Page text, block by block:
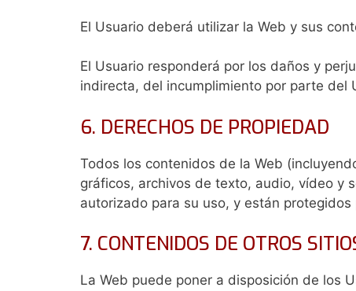
El Usuario deberá utilizar la Web y sus
El Usuario responderá por los daños y
indirecta, del incumplimiento por parte del
6. DERECHOS DE PROPIEDAD
Todos los contenidos de la Web
gráficos, archivos de texto, audio, vídeo y
autorizado para su uso, y están
7. CONTENIDOS DE OTROS
La Web puede poner a disposición de los